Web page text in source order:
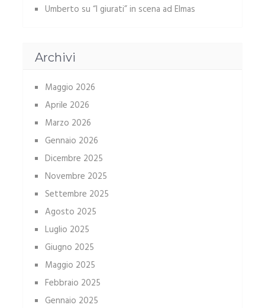
Umberto su “I giurati” in scena ad Elmas
Archivi
Maggio 2026
Aprile 2026
Marzo 2026
Gennaio 2026
Dicembre 2025
Novembre 2025
Settembre 2025
Agosto 2025
Luglio 2025
Giugno 2025
Maggio 2025
Febbraio 2025
Gennaio 2025